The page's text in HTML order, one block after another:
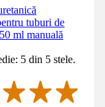
tuburi de
ml manuală
5 din 5 stele.